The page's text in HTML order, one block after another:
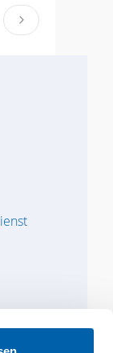
Seite
Weiter